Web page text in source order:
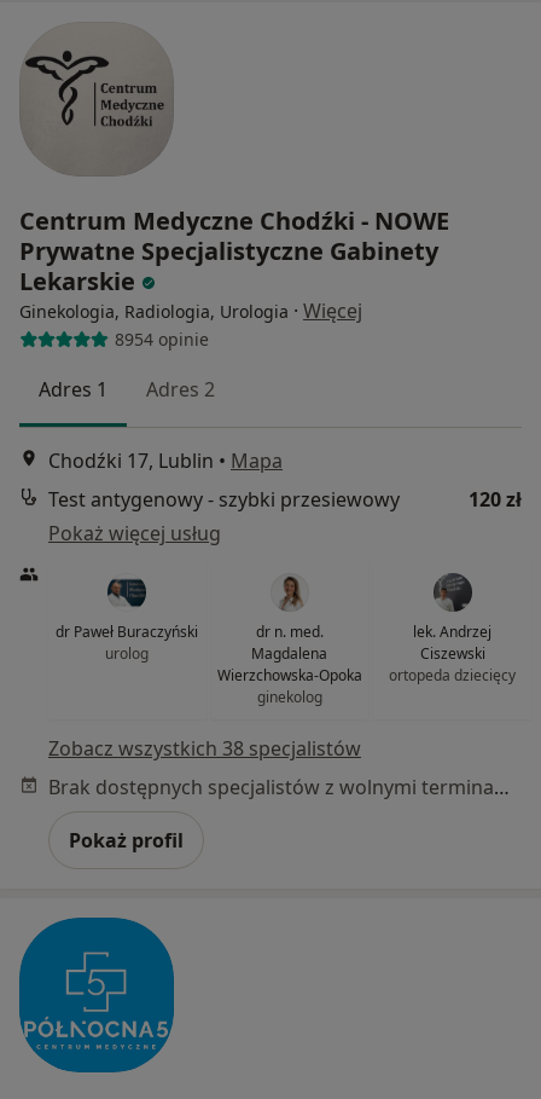
Centrum Medyczne Chodźki - NOWE
Prywatne Specjalistyczne Gabinety
Lekarskie
Ginekologia, Radiologia, Urologia · Więcej
8954 opinie
Adres 1 Adres 2
Chodźki 17, Lublin • Mapa
Test antygenowy - szybki przesiewowy
120 zł
Pokaż więcej usług
dr Paweł Buraczyński
urolog
dr n. med.
Magdalena
Wierzchowska-Opoka
ginekolog
lek. Andrzej
Ciszewski
ortopeda dziecięcy
Zobacz wszystkich 38 specjalistów
Brak dostępnych specjalistów z wolnymi terminami w tym centrum medycznym.
Pokaż profil